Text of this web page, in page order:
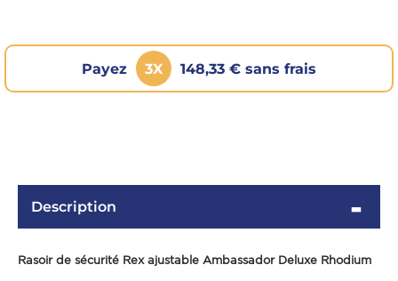
Payez 3X 148,33 € sans frais
Description
Rasoir de sécurité Rex ajustable Ambassador Deluxe Rhodium